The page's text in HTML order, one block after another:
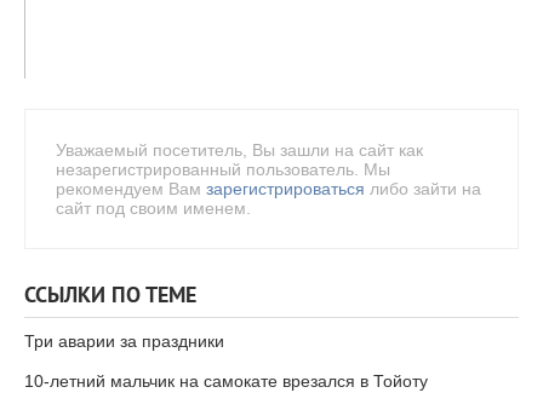
Уважаемый посетитель, Вы зашли на сайт как
незарегистрированный пользователь. Мы
рекомендуем Вам зарегистрироваться либо зайти на
сайт под своим именем.
ССЫЛКИ ПО ТЕМЕ
Три аварии за праздники
10-летний мальчик на самокате врезался в Тойоту